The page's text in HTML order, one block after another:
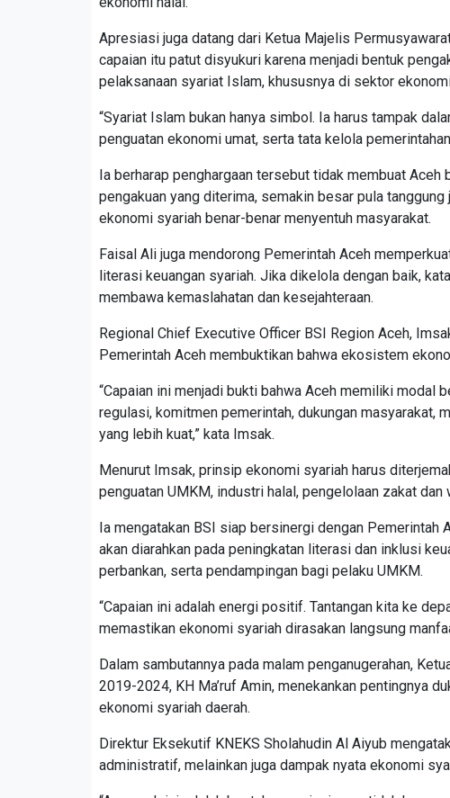
Apresiasi juga datang dari Ketua Majelis
capaian itu patut disyukuri karena menjadi bentuk
pelaksanaan syariat Islam, khususnya di sektor
“Syariat Islam bukan hanya simbol. Ia harus tampak
penguatan ekonomi umat, serta tata kelola
Ia berharap penghargaan tersebut tidak membuat
pengakuan yang diterima, semakin besar pula
ekonomi syariah benar-benar menyentuh masyarakat.
Faisal Ali juga mendorong Pemerintah Aceh
literasi keuangan syariah. Jika dikelola dengan baik,
membawa kemaslahatan dan kesejahteraan.
Regional Chief Executive Officer BSI Region Aceh,
Pemerintah Aceh membuktikan bahwa ekosistem
“Capaian ini menjadi bukti bahwa Aceh memiliki modal
regulasi, komitmen pemerintah, dukungan masyarakat,
yang lebih kuat,” kata Imsak.
Menurut Imsak, prinsip ekonomi syariah harus
penguatan UMKM, industri halal, pengelolaan zakat
Ia mengatakan BSI siap bersinergi dengan Pemerintah
akan diarahkan pada peningkatan literasi dan inklusi
perbankan, serta pendampingan bagi pelaku UMKM.
“Capaian ini adalah energi positif. Tantangan kita ke
memastikan ekonomi syariah dirasakan langsung
Dalam sambutannya pada malam penganugerahan,
2019-2024, KH Ma’ruf Amin, menekankan pentingnya
ekonomi syariah daerah.
Direktur Eksekutif KNEKS Sholahudin Al Aiyub
administratif, melainkan juga dampak nyata ekonomi